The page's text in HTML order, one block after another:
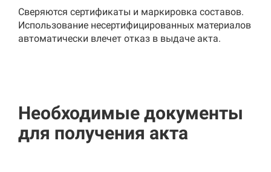
Сверяются сертификаты и маркировка составов.
Использование несертифицированных материалов
автоматически влечет отказ в выдаче акта.
Необходимые документы
для получения акта